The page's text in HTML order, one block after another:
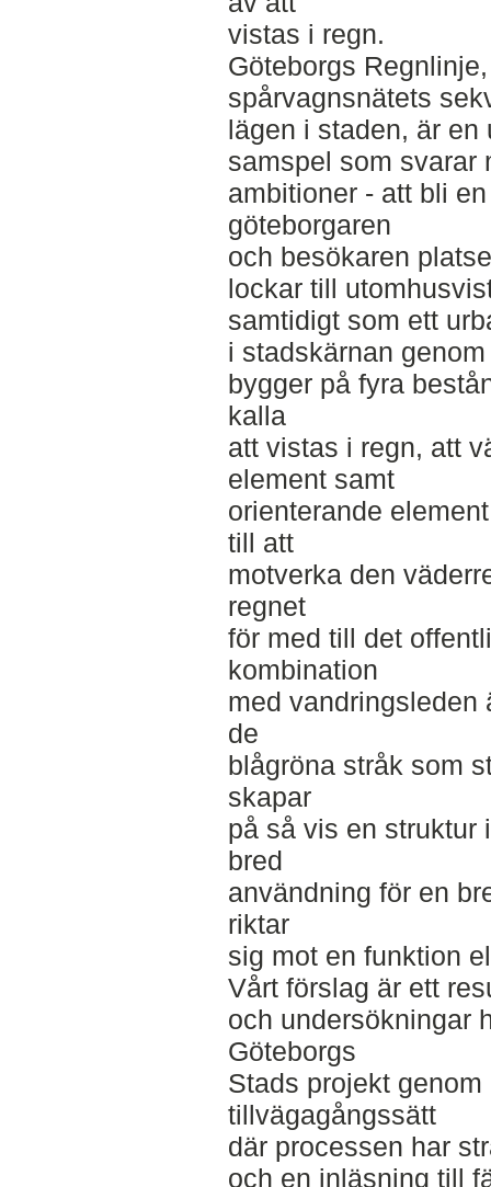
vistas i regn.
Göteborgs
spårvagnsnätets
lägen i staden, är en
samspel som svarar
ambitioner - att bli
göteborgaren
och besökaren
lockar till
samtidigt som ett
i stadskärnan
bygger på fyra
kalla
att vistas i regn, att
element samt
orienterande
till att
motverka den
regnet
för med till det
kombination
med vandringsleden
de
blågröna stråk som
skapar
på så vis en struktur
bred
användning för en
riktar
sig mot en funktion
Vårt förslag är ett
och undersökningar
Göteborgs
Stads projekt
tillvägagångssätt
där processen har
och en inläsning till